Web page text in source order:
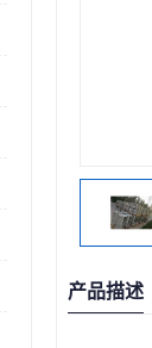
产品描述